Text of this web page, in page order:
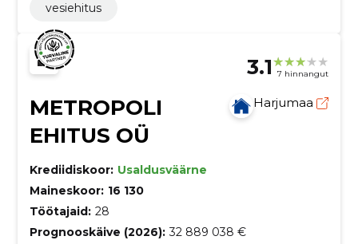
vesiehitus
3.1 7 hinnangut
METROPOLI
EHITUS OÜ
Harjumaa
Krediidiskoor: Usaldusväärne
Maineskoor: 16 130
Töötajaid: 28
Prognooskäive (2026): 32 889 038 €